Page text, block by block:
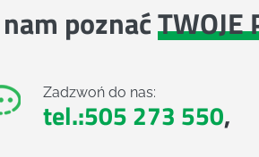
poznaćTWOJE
Zadzwoń do nas:
tel.:505 273 550,